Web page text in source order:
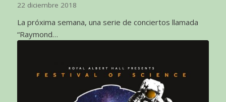
22 diciembre 2018
La próxima semana, una serie de conciertos llamada
“Raymond…